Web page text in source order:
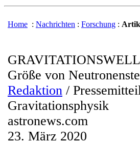
Home : Nachrichten : Forschung :
Größe von
Redaktion /
Gravitationsphysik
astronews.com
23. März 2020